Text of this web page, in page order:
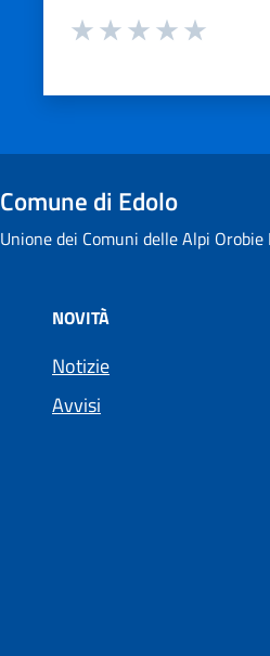
Valuta da 1 a 5 stelle la pagina
Comune di Edolo
Unione dei Comuni delle Alpi Orobie
NOVITÀ
Notizie
Avvisi